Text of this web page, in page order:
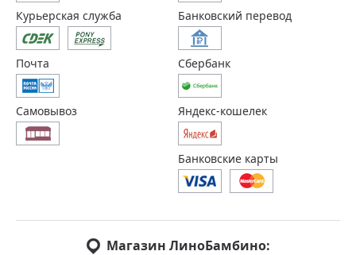
Магазин ЛиноБамбино:
Курьерская служба
Почта
Самовывоз
Банковский перевод
Сбербанк
Яндекс-кошелек
Банковские карты